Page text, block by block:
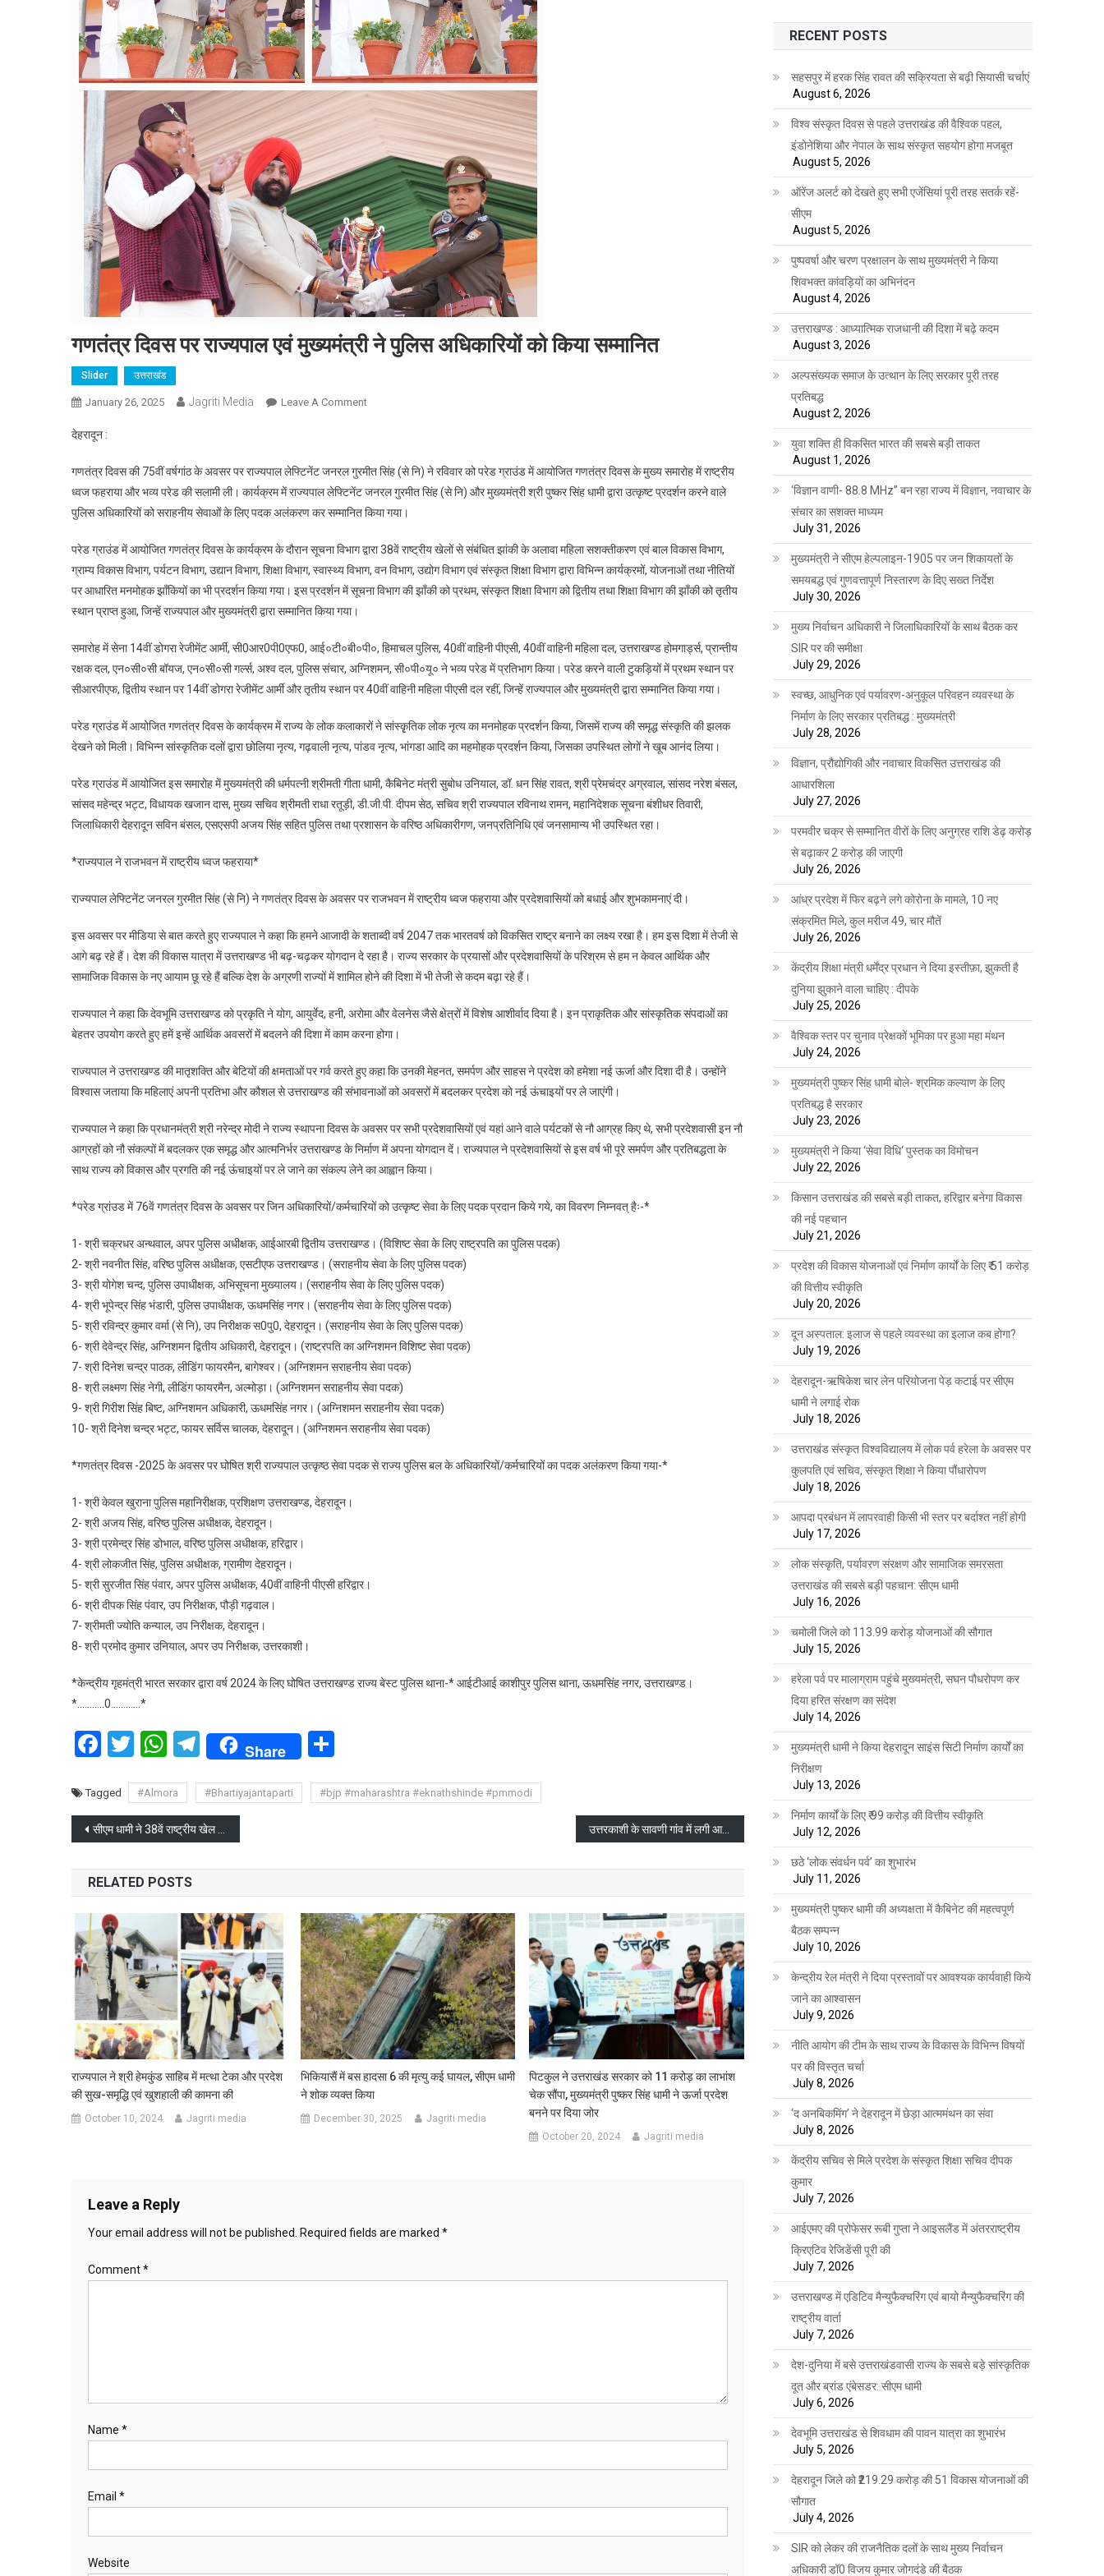
गणतंत्र दिवस पर राज्यपाल एवं मुख्यमंत्री ने पुलिस अधिकारियों को किया सम्मानित
Slider उत्तराखंड
January 26, 2025 Jagriti Media Leave A CommentOn
राज्यपाल
एवं
मुख्यमंत्री
पुलिस
अधिकारियों
को
देहरादून :
गणतंत्र दिवस की 75वीं वर्षगांठ के अवसर पर राज्यपाल लेफ्टिनेंट जनरल गुरमीत सिंह (से नि) ने रविवार को परेड ग्राउंड में आयोजित गणतंत्र दिवस के मुख्य समारोह में राष्ट्रीय
ध्वज फहराया और भव्य परेड की सलामी ली। कार्यक्रम में राज्यपाल लेफ्टिनेंट जनरल गुरमीत सिंह (से नि) और मुख्यमंत्री श्री पुष्कर सिंह धामी द्वारा उत्कृष्ट प्रदर्शन करने वाले
पुलिस अधिकारियों को सराहनीय सेवाओं के लिए पदक अलंकरण कर सम्मानित किया गया।
परेड ग्राउंड में आयोजित गणतंत्र दिवस के कार्यक्रम के दौरान सूचना विभाग द्वारा 38वें राष्ट्रीय खेलों से संबंधित झांकी के अलावा महिला सशक्तीकरण एवं बाल विकास विभाग,
ग्राम्य विकास विभाग, पर्यटन विभाग, उद्यान विभाग, शिक्षा विभाग, स्वास्थ्य विभाग, वन विभाग, उद्योग विभाग एवं संस्कृत शिक्षा विभाग द्वारा विभिन्न कार्यक्रमों, योजनाओं तथा नीतियों
पर आधारित मनमोहक झाँकियों का भी प्रदर्शन किया गया। इस प्रदर्शन में सूचना विभाग की झाँकी को प्रथम, संस्कृत शिक्षा विभाग को द्वितीय तथा शिक्षा विभाग की झाँकी को तृतीय
स्थान प्राप्त हुआ, जिन्हें राज्यपाल और मुख्यमंत्री द्वारा सम्मानित किया गया।
समारोह में सेना 14वीं डोगरा रेजीमेंट आर्मी, सी0आर0पी0एफ0, आई०टी०बी०पी०, हिमाचल पुलिस, 40वीं वाहिनी पीएसी, 40वीं वाहिनी महिला दल, उत्तराखण्ड होमगार्ड्स, प्रान्तीय
रक्षक दल, एन०सी०सी बॉयज, एन०सी०सी गर्ल्स, अश्व दल, पुलिस संचार, अग्निशमन, सी०पी०यू० ने भव्य परेड में प्रतिभाग किया। परेड करने वाली टुकड़ियों में प्रथम स्थान पर
सीआरपीएफ, द्वितीय स्थान पर 14वीं डोगरा रेजीमेंट आर्मी और तृतीय स्थान पर 40वीं वाहिनी महिला पीएसी दल रहीं, जिन्हें राज्यपाल और मुख्यमंत्री द्वारा सम्मानित किया गया।
परेड ग्राउंड में आयोजित गणतंत्र दिवस के कार्यक्रम में राज्य के लोक कलाकारों ने सांस्कृृतिक लोक नृत्य का मनमोहक प्रदर्शन किया, जिसमें राज्य की समृद्ध संस्कृति की झलक
देखने को मिली। विभिन्न सांस्कृतिक दलों द्वारा छोलिया नृत्य, गढ़वाली नृत्य, पांडव नृत्य, भांगडा आदि का महमोहक प्रदर्शन किया, जिसका उपस्थित लोगों ने खूब आनंद लिया।
परेड ग्राउंड में आयोजित इस समारोह में मुख्यमंत्री की धर्मपत्नी श्रीमती गीता धामी, कैबिनेट मंत्री सुबोध उनियाल, डॉ. धन सिंह रावत, श्री प्रेमचंद्र अग्रवाल, सांसद नरेश बंसल,
सांसद महेन्द्र भट्ट, विधायक खजान दास, मुख्य सचिव श्रीमती राधा रतूड़ी, डी.जी.पी. दीपम सेठ, सचिव श्री राज्यपाल रविनाथ रामन, महानिदेशक सूचना बंशीधर तिवारी,
जिलाधिकारी देहरादून सविन बंसल, एसएसपी अजय सिंह सहित पुलिस तथा प्रशासन के वरिष्ठ अधिकारीगण, जनप्रतिनिधि एवं जनसामान्य भी उपस्थित रहा।
*राज्यपाल ने राजभवन में राष्ट्रीय ध्वज फहराया*
राज्यपाल लेफ्टिनेंट जनरल गुरमीत सिंह (से नि) ने गणतंत्र दिवस के अवसर पर राजभवन में राष्ट्रीय ध्वज फहराया और प्रदेशवासियों को बधाई और शुभकामनाएं दी।
इस अवसर पर मीडिया से बात करते हुए राज्यपाल ने कहा कि हमने आजादी के शताब्दी वर्ष 2047 तक भारतवर्ष को विकसित राष्ट्र बनाने का लक्ष्य रखा है। हम इस दिशा में तेजी से
आगे बढ़ रहे हैं। देश की विकास यात्रा में उत्तराखण्ड भी बढ़-चढ़कर योगदान दे रहा है। राज्य सरकार के प्रयासों और प्रदेशवासियों के परिश्रम से हम न केवल आर्थिक और
सामाजिक विकास के नए आयाम छू रहे हैं बल्कि देश के अग्रणी राज्यों में शामिल होने की दिशा में भी तेजी से कदम बढ़ा रहे हैं।
राज्यपाल ने कहा कि देवभूमि उत्तराखण्ड को प्रकृति ने योग, आयुर्वेद, हनी, अरोमा और वेलनेस जैसे क्षेत्रों में विशेष आशीर्वाद दिया है। इन प्राकृतिक और सांस्कृतिक संपदाओं का
बेहतर उपयोग करते हुए हमें इन्हें आर्थिक अवसरों में बदलने की दिशा में काम करना होगा।
राज्यपाल ने उत्तराखण्ड की मातृशक्ति और बेटियों की क्षमताओं पर गर्व करते हुए कहा कि उनकी मेहनत, समर्पण और साहस ने प्रदेश को हमेशा नई ऊर्जा और दिशा दी है। उन्होंने
विश्वास जताया कि महिलाएं अपनी प्रतिभा और कौशल से उत्तराखण्ड की संभावनाओं को अवसरों में बदलकर प्रदेश को नई ऊंचाइयों पर ले जाएंगी।
राज्यपाल ने कहा कि प्रधानमंत्री श्री नरेन्द्र मोदी ने राज्य स्थापना दिवस के अवसर पर सभी प्रदेशवासियों एवं यहां आने वाले पर्यटकों से नौ आग्रह किए थे, सभी प्रदेशवासी इन नौ
आग्रहों को नौ संकल्पों में बदलकर एक समृद्ध और आत्मनिर्भर उत्तराखण्ड के निर्माण में अपना योगदान दें। राज्यपाल ने प्रदेशवासियों से इस वर्ष भी पूरे समर्पण और प्रतिबद्धता के
साथ राज्य को विकास और प्रगति की नई ऊंचाइयों पर ले जाने का संकल्प लेने का आह्वान किया।
*परेड ग्रांउड में 76वें गणतंत्र दिवस के अवसर पर जिन अधिकारियों/कर्मचारियों को उत्कृष्ट सेवा के लिए पदक प्रदान किये गये, का विवरण निम्नवत् हैः-*
1- श्री चक्रधर अन्थवाल, अपर पुलिस अधीक्षक, आईआरबी द्वितीय उत्तराखण्ड। (विशिष्ट सेवा के लिए राष्ट्रपति का पुलिस पदक)
2- श्री नवनीत सिंह, वरिष्ठ पुलिस अधीक्षक, एसटीएफ उत्तराखण्ड। (सराहनीय सेवा के लिए पुलिस पदक)
3- श्री योगेश चन्द, पुलिस उपाधीक्षक, अभिसूचना मुख्यालय। (सराहनीय सेवा के लिए पुलिस पदक)
4- श्री भूपेन्द्र सिंह भंडारी, पुलिस उपाधीक्षक, ऊधमसिंह नगर। (सराहनीय सेवा के लिए पुलिस पदक)
5- श्री रविन्द्र कुमार वर्मा (से नि), उप निरीक्षक स0पु0, देहरादून। (सराहनीय सेवा के लिए पुलिस पदक)
6- श्री देवेन्द्र सिंह, अग्निशमन द्वितीय अधिकारी, देहरादून। (राष्ट्रपति का अग्निशमन विशिष्ट सेवा पदक)
7- श्री दिनेश चन्द्र पाठक, लीडिंग फायरमैन, बागेश्वर। (अग्निशमन सराहनीय सेवा पदक)
8- श्री लक्ष्मण सिंह नेगी, लीडिंग फायरमैन, अल्मोड़ा। (अग्निशमन सराहनीय सेवा पदक)
9- श्री गिरीश सिंह बिष्ट, अग्निशमन अधिकारी, ऊधमसिंह नगर। (अग्निशमन सराहनीय सेवा पदक)
10- श्री दिनेश चन्द्र भट्ट, फायर सर्विस चालक, देहरादून। (अग्निशमन सराहनीय सेवा पदक)
*गणतंत्र दिवस -2025 के अवसर पर घोषित श्री राज्यपाल उत्कृष्ठ सेवा पदक से राज्य पुलिस बल के अधिकारियों/कर्मचारियों का पदक अलंकरण किया गया-*
1- श्री केवल खुराना पुलिस महानिरीक्षक, प्रशिक्षण उत्तराखण्ड, देहरादून।
2- श्री अजय सिंह, वरिष्ठ पुलिस अधीक्षक, देहरादून।
3- श्री प्रमेन्द्र सिंह डोभाल, वरिष्ठ पुलिस अधीक्षक, हरिद्वार।
4- श्री लोकजीत सिंह, पुलिस अधीक्षक, ग्रामीण देहरादून।
5- श्री सुरजीत सिंह पंवार, अपर पुलिस अधीक्षक, 40वीं वाहिनी पीएसी हरिद्वार।
6- श्री दीपक सिंह पंवार, उप निरीक्षक, पौड़ी गढ़वाल।
7- श्रीमती ज्योति कन्याल, उप निरीक्षक, देहरादून।
8- श्री प्रमोद कुमार उनियाल, अपर उप निरीक्षक, उत्तरकाशी।
*केन्द्रीय गृहमंत्री भारत सरकार द्वारा वर्ष 2024 के लिए घोषित उत्तराखण्ड राज्य बेस्ट पुलिस थाना-* आईटीआई काशीपुर पुलिस थाना, ऊधमसिंह नगर, उत्तराखण्ड।
*………..0…………*
Facebook
Twitter
WhatsApp
Telegram
Share
Tagged #Almora #Bhartiyajantaparti #bjp #maharashtra #eknathshinde #pmmodi
Post
navigation
सीएम धामी ने 38वें राष्ट्रीय खेल की विभिन्न व्यवस्थाओं का जायजा लिया उत्तरकाशी के सावणी गांव में लगी आग, हर तरह से करेंगे सहयोग : सीएम धामी
RELATED POSTS
राज्यपाल ने श्री हेमकुंड साहिब में मत्था टेका और प्रदेश
की सुख-समृद्धि एवं खुशहाली की कामना की
October 10, 2024 Jagriti media
भिकियासैं में बस हादसा 6 की मृत्यु कई घायल, सीएम धामी
ने शोक व्यक्त किया
December 30, 2025 Jagriti media
पिटकुल ने उत्तराखंड सरकार को 11 करोड़ का लाभांश
चेक सौंपा, मुख्यमंत्री पुष्कर सिंह धामी ने ऊर्जा प्रदेश
बनने पर दिया जोर
October 20, 2024 Jagriti media
Leave a Reply
Your email address will not be published. Required fields are marked *
Comment*
Name *
Email *
Website
RECENT POSTS
सहसपुर में हरक सिंह रावत की सक्रियता से बढ़ी सियासी चर्चाएं
August 6, 2026
विश्व संस्कृत दिवस से पहले उत्तराखंड की वैश्विक पहल,
इंडोनेशिया और नेपाल के साथ संस्कृत सहयोग होगा मजबूत
August 5, 2026
ऑरेंज अलर्ट को देखते हुए सभी एजेंसियां पूरी तरह सतर्क रहें-
सीएम
August 5, 2026
पुष्पवर्षा और चरण प्रक्षालन के साथ मुख्यमंत्री ने किया
शिवभक्त कांवड़ियों का अभिनंदन
August 4, 2026
उत्तराखण्ड : आध्यात्मिक राजधानी की दिशा में बढ़े कदम
August 3, 2026
अल्पसंख्यक समाज के उत्थान के लिए सरकार पूरी तरह
प्रतिबद्ध
August 2, 2026
युवा शक्ति ही विकसित भारत की सबसे बड़ी ताकत
August 1, 2026
‘विज्ञान वाणी- 88.8 MHz” बन रहा राज्य में विज्ञान, नवाचार के
संचार का सशक्त माध्यम
July 31, 2026
मुख्यमंत्री ने सीएम हेल्पलाइन-1905 पर जन शिकायतों के
समयबद्ध एवं गुणवत्तापूर्ण निस्तारण के दिए सख्त निर्देश
July 30, 2026
मुख्य निर्वाचन अधिकारी ने जिलाधिकारियों के साथ बैठक कर
SIR पर की समीक्षा
July 29, 2026
स्वच्छ, आधुनिक एवं पर्यावरण-अनुकूल परिवहन व्यवस्था के
निर्माण के लिए सरकार प्रतिबद्ध : मुख्यमंत्री
July 28, 2026
विज्ञान, प्रौद्योगिकी और नवाचार विकसित उत्तराखंड की
आधारशिला
July 27, 2026
परमवीर चक्र से सम्मानित वीरों के लिए अनुग्रह राशि डेढ़ करोड़
से बढ़ाकर 2 करोड़ की जाएगी
July 26, 2026
आंध्र प्रदेश में फिर बढ़ने लगे कोरोना के मामले, 10 नए
संक्रमित मिले, कुल मरीज 49, चार मौतें
July 26, 2026
केंद्रीय शिक्षा मंत्री धर्मेंद्र प्रधान ने दिया इस्तीफ़ा, झुकती है
दुनिया झुकाने वाला चाहिए : दीपके
July 25, 2026
वैश्विक स्तर पर चुनाव प्रेक्षकों भूमिका पर हुआ महा मंथन
July 24, 2026
मुख्यमंत्री पुष्कर सिंह धामी बोले- श्रमिक कल्याण के लिए
प्रतिबद्ध है सरकार
July 23, 2026
मुख्यमंत्री ने किया ‘सेवा विधि‘ पुस्तक का विमोचन
July 22, 2026
किसान उत्तराखंड की सबसे बड़ी ताकत, हरिद्वार बनेगा विकास
की नई पहचान
July 21, 2026
प्रदेश की विकास योजनाओं एवं निर्माण कार्यों के लिए ₹ 51 करोड़
की वित्तीय स्वीकृति
July 20, 2026
दून अस्पताल: इलाज से पहले व्यवस्था का इलाज कब होगा?
July 19, 2026
देहरादून-ऋषिकेश चार लेन परियोजना पेड़ कटाई पर सीएम
धामी ने लगाई रोक
July 18, 2026
उत्तराखंड संस्कृत विश्वविद्यालय में लोक पर्व हरेला के अवसर पर
कुलपति एवं सचिव, संस्कृत शिक्षा ने किया पौंधारोपण
July 18, 2026
आपदा प्रबंधन में लापरवाही किसी भी स्तर पर बर्दाश्त नहीं होगी
July 17, 2026
लोक संस्कृति, पर्यावरण संरक्षण और सामाजिक समरसता
उत्तराखंड की सबसे बड़ी पहचान: सीएम धामी
July 16, 2026
चमोली जिले को 113.99 करोड़ योजनाओं की सौगात
July 15, 2026
हरेला पर्व पर मालाग्राम पहुंचे मुख्यमंत्री, सघन पौधरोपण कर
दिया हरित संरक्षण का संदेश
July 14, 2026
मुख्यमंत्री धामी ने किया देहरादून साइंस सिटी निर्माण कार्यों का
निरीक्षण
July 13, 2026
निर्माण कार्यों के लिए ₹ 99 करोड़ की वित्तीय स्वीकृति
July 12, 2026
छठे ‘लोक संवर्धन पर्व’ का शुभारंभ
July 11, 2026
मुख्यमंत्री पुष्कर धामी की अध्यक्षता में कैबिनेट की महत्वपूर्ण
बैठक सम्पन्न
July 10, 2026
केन्द्रीय रेल मंत्री ने दिया प्रस्तावों पर आवश्यक कार्यवाही किये
जाने का आश्वासन
July 9, 2026
नीति आयोग की टीम के साथ राज्य के विकास के विभिन्न विषयों
पर की विस्तृत चर्चा
July 8, 2026
‘द अनबिकमिंग’ ने देहरादून में छेड़ा आत्ममंथन का संवा
July 8, 2026
केंद्रीय सचिव से मिले प्रदेश के संस्कृत शिक्षा सचिव दीपक
कुमार
July 7, 2026
आईएमए की प्रोफेसर रूबी गुप्ता ने आइसलैंड में अंतरराष्ट्रीय
क्रिएटिव रेजिडेंसी पूरी की
July 7, 2026
उत्तराखण्ड में एडिटिव मैन्युफैक्चरिंग एवं बायो मैन्युफैक्चरिंग की
राष्ट्रीय वार्ता
July 7, 2026
देश-दुनिया में बसे उत्तराखंडवासी राज्य के सबसे बड़े सांस्कृतिक
दूत और ब्रांड एंबेसडर: सीएम धामी
July 6, 2026
देवभूमि उत्तराखंड से शिवधाम की पावन यात्रा का शुभारंभ
July 5, 2026
देहरादून जिले को ₹219.29 करोड़ की 51 विकास योजनाओं की
सौगात
July 4, 2026
SIR को लेकर की राजनैतिक दलों के साथ मुख्य निर्वाचन
अधिकारी डॉ0 विजय कुमार जोगदंडे की बैठक